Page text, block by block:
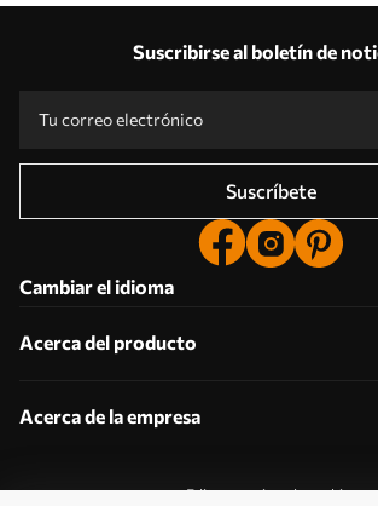
Suscribirse al boletín de
Suscríbete
Cambiar el idioma
Acerca del producto
Acerca de la empresa
Editar permisos de cookies